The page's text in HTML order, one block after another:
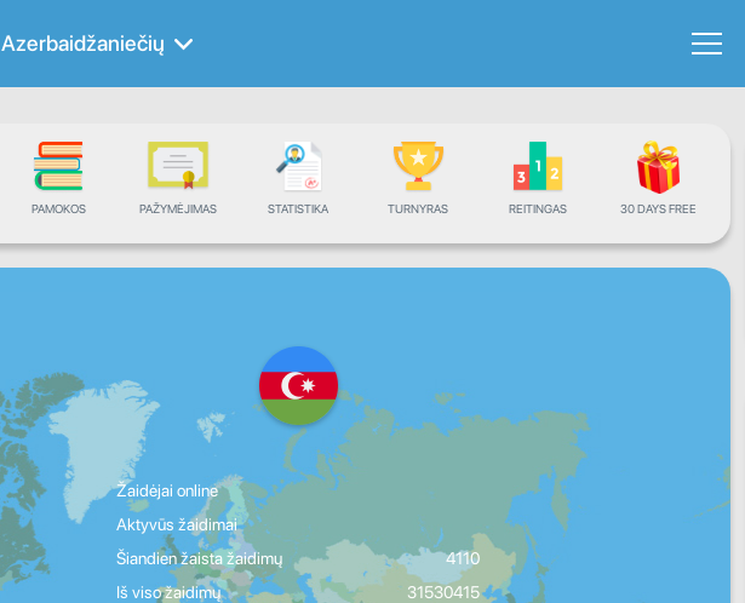
Azerbaidžaniečių
PAMOKOS PAŽYMĖJIMAS STATISTIKA TURNYRAS REITINGAS 30 DAYS FREE
Žaidėjai online
Aktyvūs žaidimai
Šiandien žaista žaidimų
4110
Iš viso žaidimų
31530415